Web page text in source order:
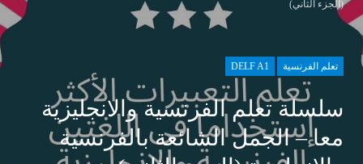
(الجزء الثاني)
تعلم الفرنسية DELF A1
سلسلة تعلم الفرنسية والانجليزية
معا – الجمل الشائعة بالفرنسية